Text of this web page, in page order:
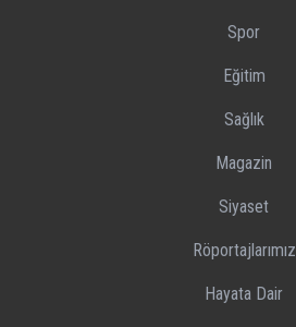
Spor
Eğitim
Sağlık
Magazin
Siyaset
Röportajlarımız
Hayata Dair